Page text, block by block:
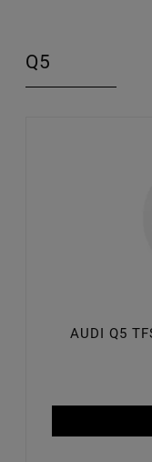
Q5
AUDI Q5